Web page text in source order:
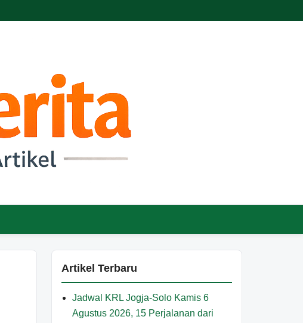
Artikel Terbaru
Jadwal KRL Jogja-Solo Kamis 6
Agustus 2026, 15 Perjalanan dari